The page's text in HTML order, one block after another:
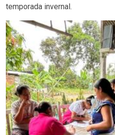
temporada invernal.